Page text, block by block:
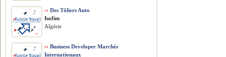
›› Des Tôliers Auto
Isofim
Algérie
›› Business Developer Marchés
Internationaux